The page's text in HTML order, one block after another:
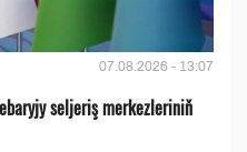
07.08.2026 - 13:07
seljeriş merkezleriniň